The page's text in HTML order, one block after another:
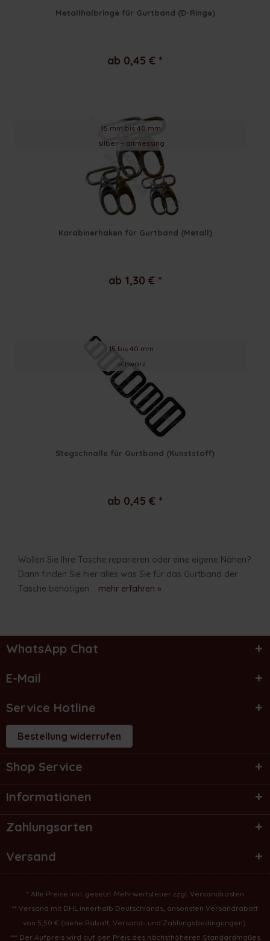
Metallhalbringe für Gurtband (D-Ringe)
ab 0,45 € *
15 mm bis 40 mm
silber + altmessing
Karabinerhaken für Gurtband (Metall)
ab 1,30 € *
15 bis 40 mm
schwarz
Stegschnalle für Gurtband (Kunststoff)
ab 0,45 € *
Wollen Sie Ihre Tasche reparieren oder eine eigene Nähen?
Dann finden Sie hier alles was Sie für das Gurtband der
Tasche benötigen. mehr erfahren »
WhatsApp Chat
E-Mail
Service Hotline
Bestellung widerrufen
Shop Service
Informationen
Zahlungsarten
Versand
* Alle Preise inkl. gesetzl. Mehrwertsteuer zzgl. Versandkosten
** Versand mit DHL innerhalb Deutschlands, ansonsten Versandrabatt
von 5,50 € (siehe Rabatt, Versand- und Zahlungsbedingungen).
*** Der Aufpreis wird auf den Preis des nächsthöheren Standardmaßes